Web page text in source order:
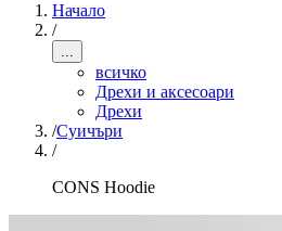
Начало
/
...
всичко
Дрехи и аксесоари
Дрехи
/Суичъри
/
CONS Hoodie